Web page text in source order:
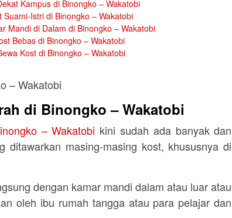
Kampus di Binongko – Wakatobi
Suami-Istri di Binongko – Wakatobi
Mandi di Dalam di Binongko – Wakatobi
Bebas di Binongko – Wakatobi
Kost di Binongko – Wakatobi
di Binongko – Wakatobi
– Wakatobi kini sudah ada banyak dan
ditawarkan masing-masing kost, khususnya di
dengan kamar mandi dalam atau luar atau
oleh ibu rumah tangga atau para pelajar dan